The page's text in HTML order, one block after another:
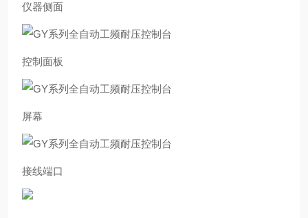
仪器侧面
控制面板
屏幕
接线端口